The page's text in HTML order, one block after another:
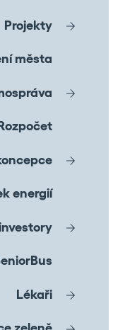
Projekty
města
energií
Lékaři